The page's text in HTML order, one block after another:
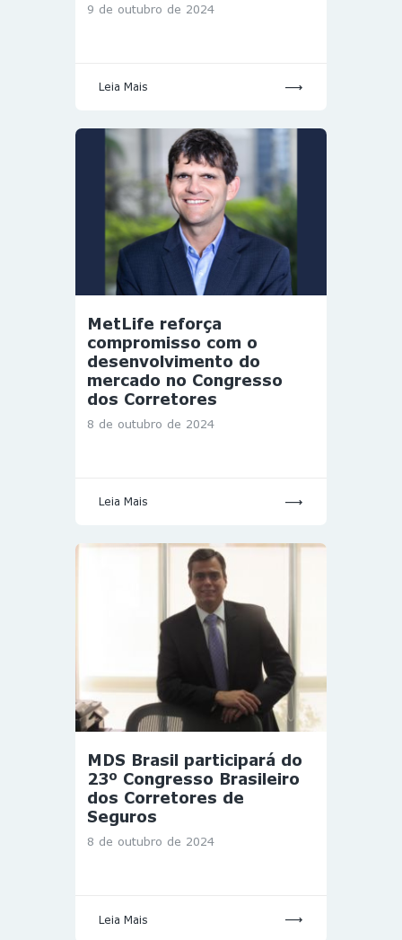
9 de outubro de 2024
Leia Mais
MetLife reforça
compromisso com o
desenvolvimento do
mercado no Congresso
dos Corretores
8 de outubro de 2024
Leia Mais
MDS Brasil participará do
23º Congresso Brasileiro
dos Corretores de
Seguros
8 de outubro de 2024
Leia Mais